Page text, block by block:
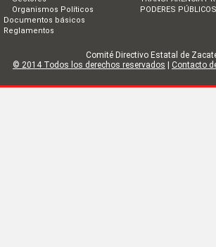
Organismos Políticos
Documentos básicos
Reglamentos
PODERES PÚBLICOS
Comité Directivo Estatal de
© 2014 Todos los derechos reservados
Contacto